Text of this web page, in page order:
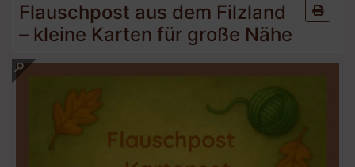
Flauschpost aus dem Filzland
– kleine Karten für große Nähe